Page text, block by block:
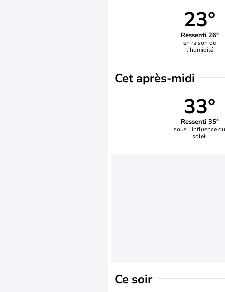
23°
Ressenti 26°
en raison de
l'humidité
Cet après-midi
33°
Ressenti 35°
sous l’influence du
soleil
Ce soir